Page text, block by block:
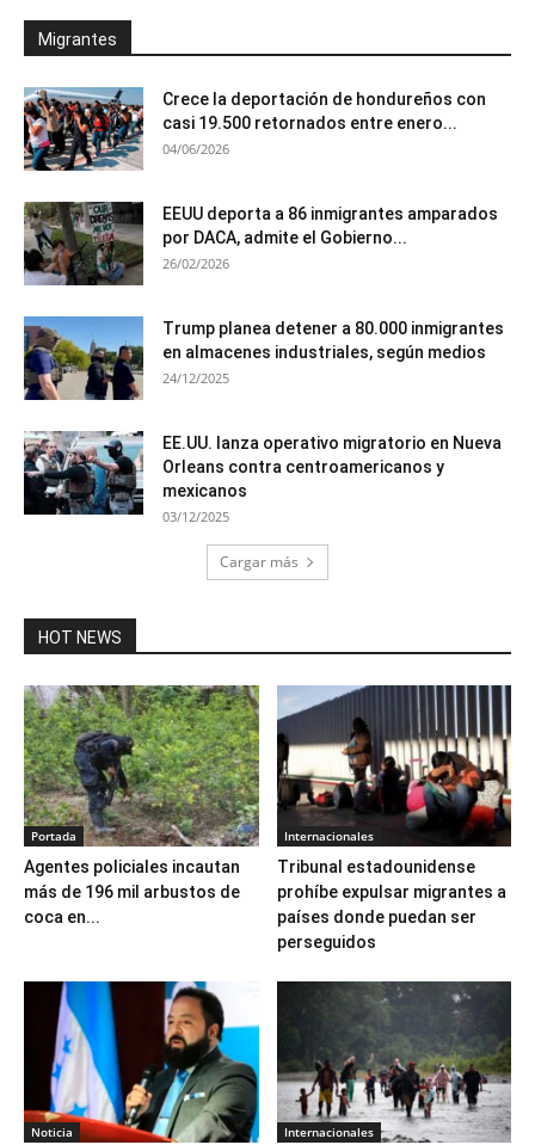
Migrantes
Crece la deportación de hondureños con
casi 19.500 retornados entre enero...
04/06/2026
EEUU deporta a 86 inmigrantes amparados
por DACA, admite el Gobierno...
26/02/2026
Trump planea detener a 80.000 inmigrantes
en almacenes industriales, según medios
24/12/2025
EE.UU. lanza operativo migratorio en Nueva
Orleans contra centroamericanos y
mexicanos
03/12/2025
Cargar más
HOT NEWS
Portada
Agentes policiales incautan
más de 196 mil arbustos de
coca en...
Internacionales
Tribunal estadounidense
prohíbe expulsar migrantes a
países donde puedan ser
perseguidos
Noticia Internacionales